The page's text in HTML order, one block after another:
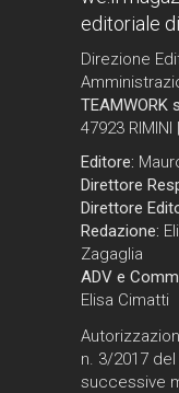
editoriale
Direzione
TEAMWORK
47923
Editore:
Direttore
Direttore
Redazione:
Zagaglia
ADV e
Elisa Cimatti
n. 3/2017
successive